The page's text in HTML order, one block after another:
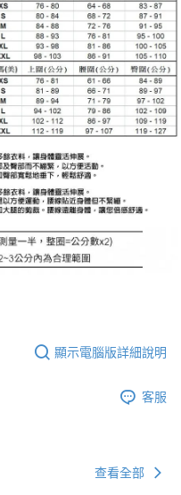
顯示電腦版詳細說明
客服
查看全部